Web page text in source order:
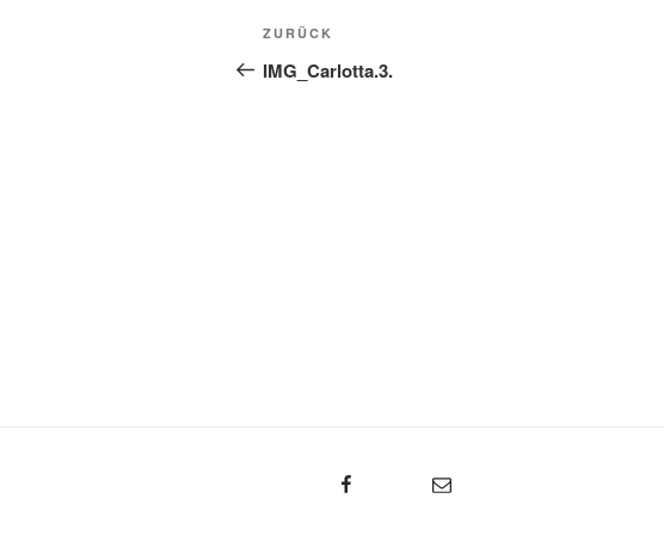
Beitragsnavigation
Vorheriger
Beitrag
ZURÜCK
IMG_Carlotta.3.
E-Mail